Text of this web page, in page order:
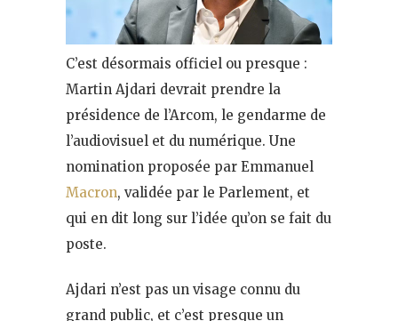
C’est désormais officiel ou presque :
Martin Ajdari devrait prendre la
présidence de l’Arcom, le gendarme de
l’audiovisuel et du numérique. Une
nomination proposée par Emmanuel
Macron, validée par le Parlement, et
qui en dit long sur l’idée qu’on se fait du
poste.
Ajdari n’est pas un visage connu du
grand public, et c’est presque un